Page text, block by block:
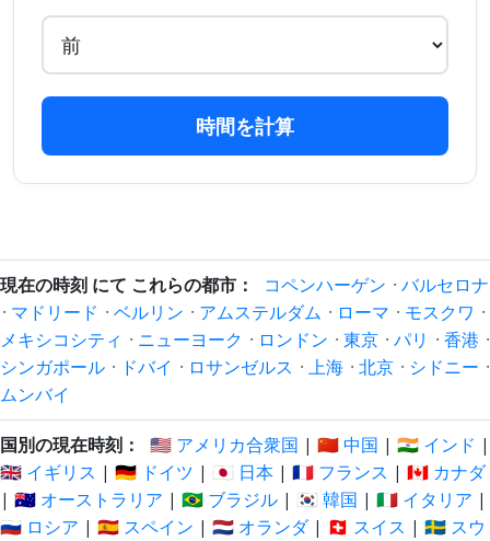
17 時
間 前
2026/08/07
間 後
19 時
19 時
20 時
間 前
2026/08/07
20 時
間 後
21 時
間 前
2026/08/07
21 時
間 後
2026/08/08
22 時
間 前
2026/08/07
間 後
2026/08/08
23 時
間 前
2026/08/07
23 時
間 後
2026/08/08
時間を計算
現在の時刻 にて これらの都市： コペンハーゲン · バルセロナ
· マドリード · ベルリン · アムステルダム · ローマ · モスクワ ·
メキシコシティ · ニューヨーク · ロンドン · 東京 · パリ · 香港 ·
シンガポール · ドバイ · ロサンゼルス · 上海 · 北京 · シドニー ·
ムンバイ
国別の現在時刻： 🇺🇸 アメリカ合衆国 | 🇨🇳 中国 | 🇮🇳 インド |
🇬🇧 イギリス | 🇩🇪 ドイツ | 🇯🇵 日本 | 🇫🇷 フランス | 🇨🇦 カナダ
| 🇦🇺 オーストラリア | 🇧🇷 ブラジル | 🇰🇷 韓国 | 🇮🇹 イタリア |
🇷🇺 ロシア | 🇪🇸 スペイン | 🇳🇱 オランダ| 🇨🇭 スイス | 🇸🇪 スウ